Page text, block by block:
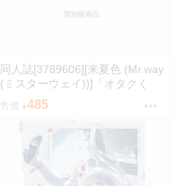
限制級商品
同人誌[3789606][来夏色 (Mr.way
(ミスターウェイ))]「オタクく
ん」にやさしいギャル (原創)
485